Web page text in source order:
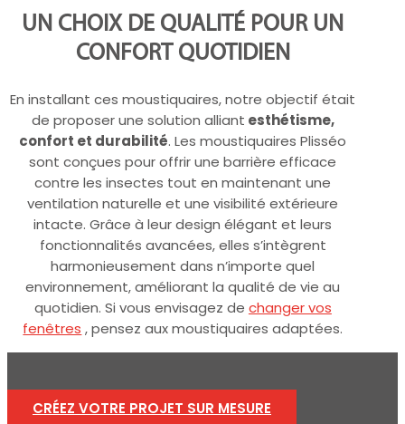
UN CHOIX DE QUALITÉ POUR UN
CONFORT QUOTIDIEN
En installant ces moustiquaires, notre objectif était
de proposer une solution alliant esthétisme,
confort et durabilité. Les moustiquaires Plisséo
sont conçues pour offrir une barrière efficace
contre les insectes tout en maintenant une
ventilation naturelle et une visibilité extérieure
intacte. Grâce à leur design élégant et leurs
fonctionnalités avancées, elles s’intègrent
harmonieusement dans n’importe quel
environnement, améliorant la qualité de vie au
quotidien. Si vous envisagez de changer vos
fenêtres , pensez aux moustiquaires adaptées.
CRÉEZ VOTRE PROJET SUR MESURE